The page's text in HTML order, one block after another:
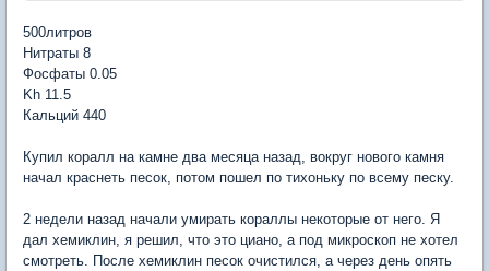
500литров
Нитраты 8
Фосфаты 0.05
Kh 11.5
Кальций 440
Купил коралл на камне два месяца назад, вокруг нового камня
начал краснеть песок, потом пошел по тихоньку по всему песку.
2 недели назад начали умирать кораллы некоторые от него. Я
дал хемиклин, я решил, что это циано, а под микроскоп не хотел
смотреть. После хемиклин песок очистился, а через день опять